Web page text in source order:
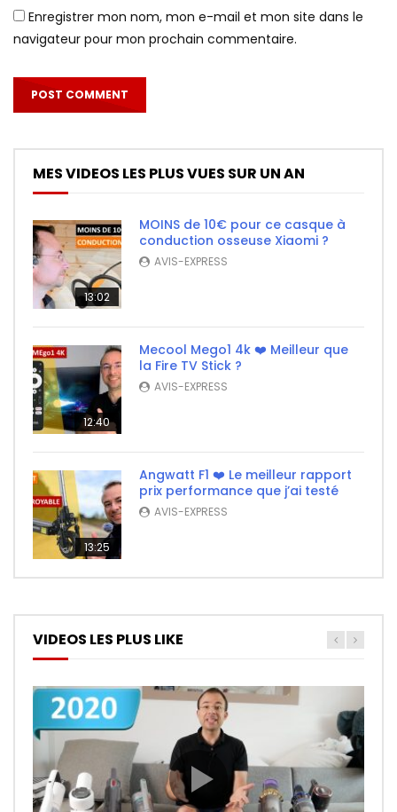
Enregistrer mon nom, mon e-mail et mon site dans le
navigateur pour mon prochain commentaire.
MES VIDEOS LES PLUS VUES SUR UN AN
13:02
MOINS de 10€ pour ce casque à
conduction osseuse Xiaomi ?
AVIS-EXPRESS
12:40
Mecool Mego1 4k ❤️ Meilleur que
la Fire TV Stick ?
AVIS-EXPRESS
13:25
Angwatt F1 ❤️ Le meilleur rapport
prix performance que j’ai testé
AVIS-EXPRESS
VIDEOS LES PLUS LIKE